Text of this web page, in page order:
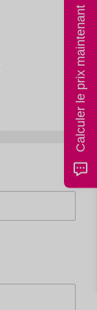
Calculer le prix maintenant